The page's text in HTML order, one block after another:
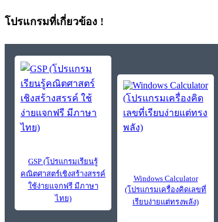
โปรแกรมที่เกี่ยวข้อง !
GSP (โปรแกรมเรียนรู้
คณิตศาสตร์เชิงสร้างสรรค์
ใช้ง่ายแจกฟรี มีภาษา
ไทย)
Windows Calculator
(โปรแกรมเครื่องคิดเลขที่
เรียบง่ายแต่ทรงพลัง)